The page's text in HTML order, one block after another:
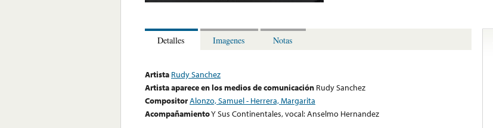
Detalles Imagenes Notas
Artista Rudy Sanchez
Artista aparece en los medios de comunicación Rudy Sanchez
CompositorAlonzo, Samuel - Herrera, Margarita
AcompañamientoY Sus Continentales, vocal: Anselmo Hernandez